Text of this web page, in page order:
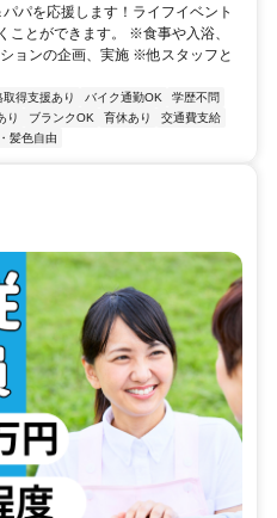
パを応援します！ライフイベント
ことができます。 ※食事や入浴、
ョンの企画、実施 ※他スタッフと
取得支援あり バイク通勤OK
学歴不問
り ブランクOK 育休あり
交通費支給
髪色自由